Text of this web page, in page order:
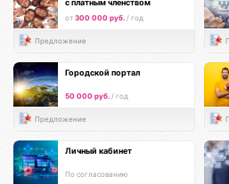
с платным членством
от 300 000 руб. / год
Предложение
Городской портал
50 000 руб. / год
Предложение
Личный кабинет
По согласованию